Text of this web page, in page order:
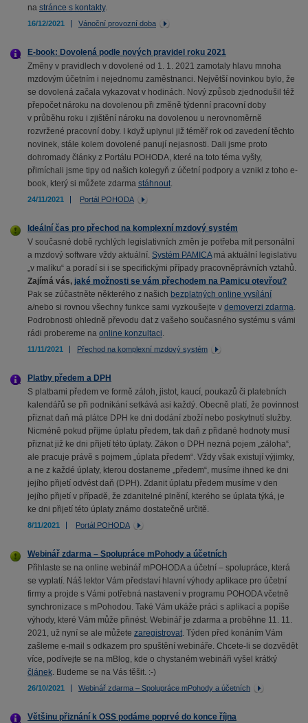
na stránce s kontakty.
16/12/2021 Vánoční provozní doba
E-book: Dovolená podle nových pravidel roku 2021
Změny v pravidlech v dovolené od 1. 1. 2021 zamotaly hlavu mnoha
mzdovým účetním i nejednomu zaměstnanci. Největší novinkou bylo, že
se dovolená začala vykazovat v hodinách. Nový způsob zjednodušil též
přepočet nároku na dovolenou při změně týdenní pracovní doby
v průběhu roku i zjištění nároku na dovolenou u nerovnoměrně
rozvržené pracovní doby. I když uplynul již téměř rok od zavedení těchto
novinek, stále kolem dovolené panují nejasnosti. Dali jsme proto
dohromady články z Portálu POHODA, které na toto téma vyšly,
přimíchali jsme tipy od našich kolegyň z účetní podpory a vznikl z toho e-
book, který si můžete zdarma stáhnout.
24/11/2021 Portál POHODA
Ideální čas pro přechod na komplexní mzdový systém
V současné době rychlých legislativních změn je potřeba mít personální
a mzdový software vždy aktuální. Systém PAMICAmá aktuální legislativu
„v malíku“ a poradí si i se specifickými případy pracovněprávních vztahů.
Zajímá vás, jaké možnosti se vám přechodem na Pamicu otevřou?
Pak se zúčastněte některého z našich bezplatných online vysílání
a/nebo si rovnou všechny funkce sami vyzkoušejte v demoverzi zdarma.
Podrobnosti ohledně převodu dat z vašeho současného systému s vámi
rádi probereme na online konzultaci.
11/11/2021 Přechod na komplexní mzdový systém
Platby předem a DPH
S platbami předem ve formě záloh, jistot, kaucí, poukazů či platebních
kalendářů se při podnikání setkává asi každý. Obecně platí, že povinnost
přiznat daň má plátce DPH ke dni dodání zboží nebo poskytnutí služby.
Nicméně pokud přijme úplatu předem, tak daň z přidané hodnoty musí
přiznat již ke dni přijetí této úplaty. Zákon o DPH nezná pojem „záloha“,
ale pracuje právě s pojmem „úplata předem“. Vždy však existují výjimky,
a ne z každé úplaty, kterou dostaneme „předem“, musíme ihned ke dni
jejího přijetí odvést daň (DPH). Zdanit úplatu předem musíme v den
jejího přijetí v případě, že zdanitelné plnění, kterého se úplata týká, je
ke dni přijetí této úplaty známo dostatečně určitě.
8/11/2021 Portál POHODA
Webinář zdarma – Spolupráce mPohody a účetních
Přihlaste se na online webinář mPOHODA a účetní – spolupráce, která
se vyplatí. Náš lektor Vám představí hlavní výhody aplikace pro účetní
firmy a projde s Vámi potřebná nastavení v programu POHODA včetně
synchronizace s mPohodou. Také Vám ukáže práci s aplikací a popíše
výhody, které Vám může přinést. Webinář je zdarma a proběhne 11. 11.
2021, už nyní se ale můžete zaregistrovat. Týden před konáním Vám
zašleme e-mail s odkazem pro spuštění webináře. Chcete-li se dozvědět
více, podívejte se na mBlog, kde o chystaném webináři vyšel krátký
článek. Budeme se na Vás těšit. :-)
26/10/2021 Webinář zdarma – Spolupráce mPohody a účetních
Většinu přiznání k OSS podáme poprvé do konce října